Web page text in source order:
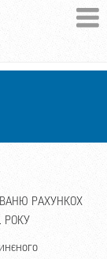
РАХУНКОХ
РОКУ